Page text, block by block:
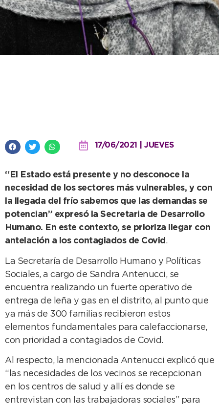
17/06/2021 | JUEVES
“El Estado está presente y no desconoce la
necesidad de los sectores más vulnerables, y con
la llegada del frío sabemos que las demandas se
potencian” expresó la Secretaria de Desarrollo
Humano. En este contexto, se prioriza llegar con
antelación a los contagiados de Covid .
La Secretaría de Desarrollo Humano y Políticas
Sociales, a cargo de Sandra Antenucci, se
encuentra realizando un fuerte operativo de
entrega de leña y gas en el distrito, al punto que
ya más de 300 familias recibieron estos
elementos fundamentales para calefaccionarse,
con prioridad a contagiados de Covid.
Al respecto, la mencionada Antenucci explicó que
“las necesidades de los vecinos se recepcionan
en los centros de salud y allí es donde se
entrevistan con las trabajadoras sociales” para